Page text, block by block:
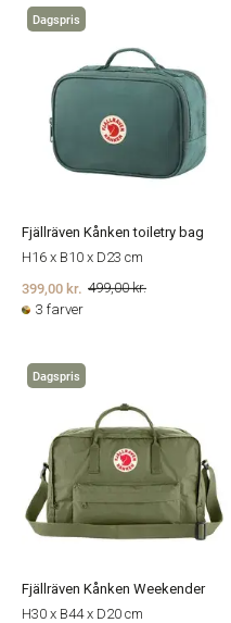
Dagspris
Fjällräven Kånken toiletry bag
H16 x B10 x D23 cm
499,00 kr.
399,00 kr.
3 farver
Dagspris
Fjällräven Kånken Weekender
H30 x B44 x D20 cm